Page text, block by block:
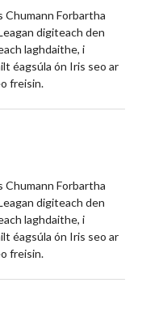
Chumann Forbartha
digiteach den
laghdaithe, i
éagsúla ón Iris seo ar
freisin.
Chumann Forbartha
digiteach den
laghdaithe, i
éagsúla ón Iris seo ar
freisin.